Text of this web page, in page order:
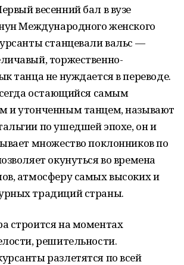
весенний бал в вузе
Международного женского
станцевали вальс —
торжественно-
танца не нуждается в переводе.
остающийся самым
и утонченным танцем, называют
по ушедшей эпохе, он и
множество поклонников по
окунуться во времена
атмосферу самых высоких и
традиций страны.
строится на моментах
решительности.
разлетятся по всей